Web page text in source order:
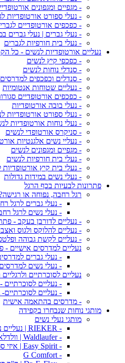
- מגפיים ומגפונים
- נעלי ספורט אורטופדיות
- כפכפים אורטופדיים
- נעלי גברים | נעלי גברים
- נעלי בית חורפיות לגברים
נעליים אורטופדיות לנשים - כל
- כפכפי קיץ לנשים
- סנדלי נוחות לנשים
- סנדלים וכפכפים למדרסים
- נעליים שטוחות אנטומיות
- כפכפים אורטופדיים
- נעלי בובה אורטופדיות
- נעלי ספורט אורטופדיות
- נעלי נוחות אורטופדיות
- סניקרס אורטופדי לנשים
- נעליי נשים אלגנטיות
- מגפיים ומגפונים לנשים
- נעלי בית חורפיות לנשים
- נעלי בית קיץ אורטופדיות
- נעלי נשים במידות גדולות
פתרונות לבעיות בכף הרגל
רגל רחבה, נפוחה או
- נעלי גברים לרגל
- נעלי נשים לרגל
- נעליים לדורבן בעקב -
- נעליים להלוקס ולגוס
- נעליים לקשת גבוהה
נעליים למדרסים אישיים -
- נעלי גברים
- נעלי נשים
נעליים לסוכרתיים
- נעליים לסוכרתיים
- נעליים לסוכרתיים-
- מדרסים בהתאמה אישית
מותגי נוחות שנבחרו בקפידה
מותגי נעלי נשים
- RIEKER | נעליים נוחות עם יציבות יומיומית
- Waldlaufer | וולדלאופר נעלים עם מידות רוחב
- Easy Spirit | איזי ספיריט נוחות אמריקאית יומיומית
- G Comfort